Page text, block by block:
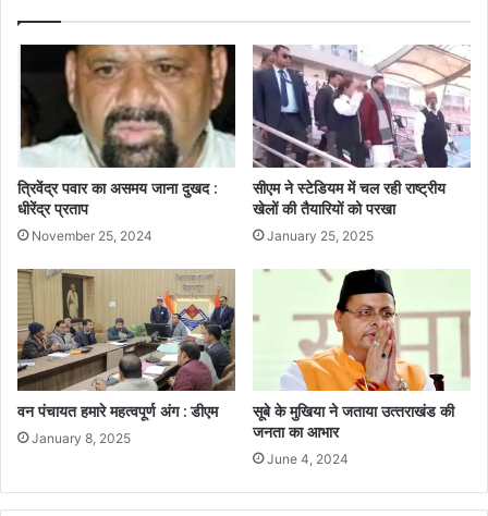
त्रिवेंद्र पवार का असमय जाना दुखद :
धीरेंद्र प्रताप
November 25, 2024
सीएम ने स्टेडियम में चल रही राष्ट्रीय
खेलों की तैयारियों को परखा
January 25, 2025
वन पंचायत हमारे महत्वपूर्ण अंग : डीएम
January 8, 2025
सूबे के मुखिया ने जताया उत्‍तराखंड की
जनता का आभार
June 4, 2024